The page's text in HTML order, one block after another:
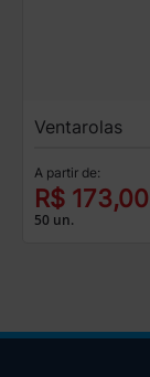
Ventarolas
A partir de:
R$ 173,00
50 un.